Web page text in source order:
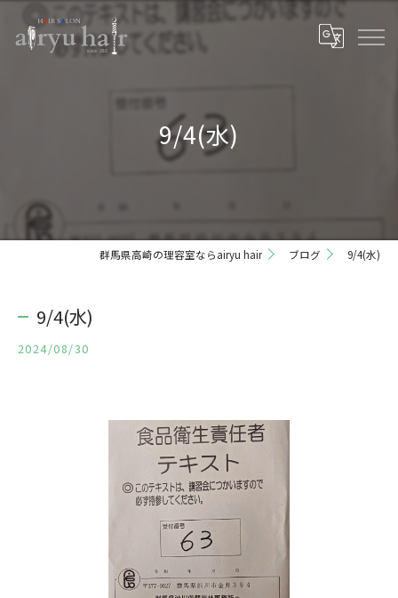
9/4(水)
群馬県高崎の理容室ならairyu hair ブログ 9/4(水)
9/4(水)
2024/08/30